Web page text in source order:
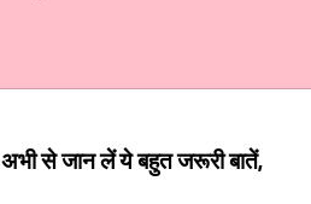
अभी से जान लें ये बहुत जरूरी बातें,